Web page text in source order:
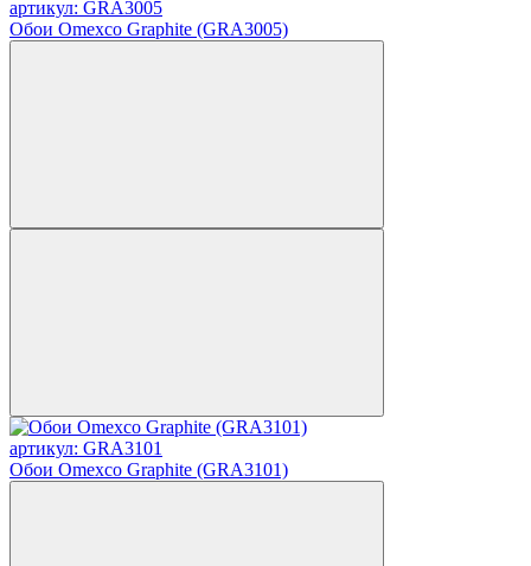
артикул: GRA3005
Обои Omexco Graphite (GRA3005)
артикул: GRA3101
Обои Omexco Graphite (GRA3101)